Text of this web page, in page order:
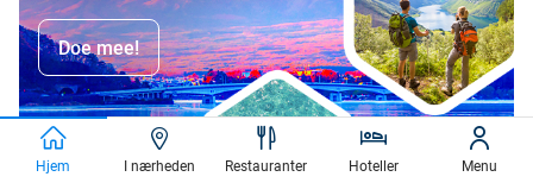
Doe mee!
Hjem I nærheden Restauranter Hoteller Menu